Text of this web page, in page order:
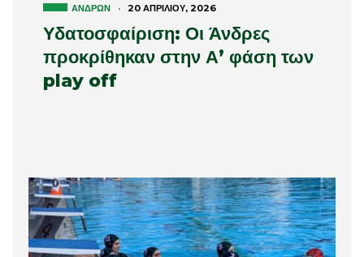
ΑΝΔΡΏΝ · 20 ΑΠΡΙΛΊΟΥ, 2026
Υδατοσφαίριση: Οι Άνδρες
προκρίθηκαν στην Α’ φάση των
play off